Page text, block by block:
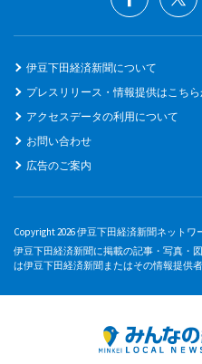
伊豆下田経済新聞について
プレスリリース・情報提供はこちら
アクセスデータの利用について
お問い合わせ
広告のご案内
Copyright 2026 伊豆下田経済新聞ネットワ
伊豆下田経済新聞に掲載の記事・写真・
は伊豆下田経済新聞またはその情報提供者